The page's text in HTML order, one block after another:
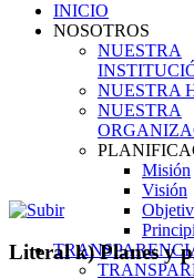
INICIO
NOSOTROS
NUESTRA
NUESTRA
NUESTRA
Misión
Visión
Literal k) Planes y